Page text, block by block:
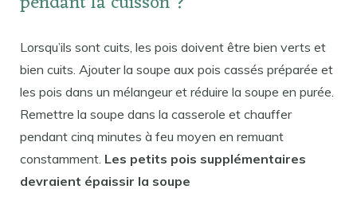
Lorsqu’ils sont cuits, les pois doivent être bien verts et
bien cuits. Ajouter la soupe aux pois cassés préparée et
les pois dans un mélangeur et réduire la soupe en purée.
Remettre la soupe dans la casserole et chauffer
pendant cinq minutes à feu moyen en remuant
constamment. Les petits pois supplémentaires
devraient épaissir la soupe